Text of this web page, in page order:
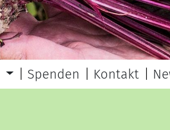
Spenden Kontakt